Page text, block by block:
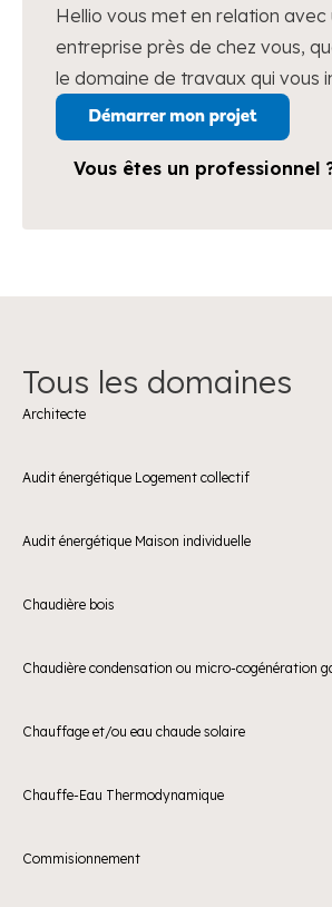
Hellio vous met en relation avec
entreprise près de chez vous,
le domaine de travaux qui vous
Vous êtes un professionnel
Tous les domaines
Architecte
Audit énergétique Logement collectif
Audit énergétique Maison individuelle
Chaudière bois
Chaudière condensation ou micro-cogénération
Chauffage et/ou eau chaude solaire
Chauffe-Eau Thermodynamique
Commisionnement